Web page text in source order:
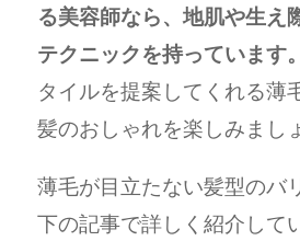
る美容師なら、地肌や生え
テクニックを持っています。
タイルを提案してくれる薄
髪のおしゃれを楽しみまし
薄毛が目立たない髪型のバ
下の記事で詳しく紹介して